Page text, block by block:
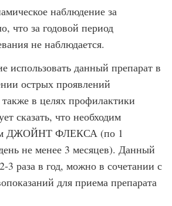
наблюдение за
что за годовой период
не наблюдается.
использовать данный препарат в
острых проявлений
также в целях профилактики
сказать, что необходим
ДЖОЙНТ ФЛЕКСА (по 1
не менее 3 месяцев). Данный
3 раза в год, можно в сочетании с
для приема препарата